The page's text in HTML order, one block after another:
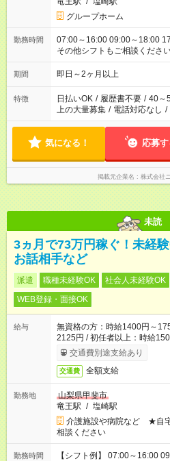
グループホーム
勤務時間
07:00～16:00 09:00～18:00 17:00～09:00 ※
その他シフトもご相談ください
期間 即日～2ヶ月以上
特徴 日払いOK / 履歴書不要 / 40～
上の大量募集 / 電話対応なし /
気になる！ 応募す
掲載元企業名 株式会社
未読
3ヵ月で73万円稼ぐ！未経
お話相手など
派遣 職種未経験OK 社会人未経験OK
WEB登録・面接OK
給与
無資格の方：時給1400円～
2125円 / 初任者以上：時給
交通費別途支給あり
交通費 全額支給
勤務地
山梨県甲斐市
竜王駅 / 塩崎駅
介護施設や病院など ★自
相談ください
勤務時間
【シフト例】 07:00～16:00